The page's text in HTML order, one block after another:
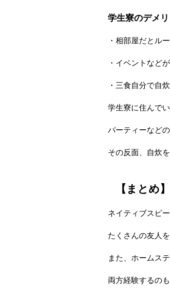
学生寮のデメリ
・相部屋だとル
・イベントなど
・三食自分で自
学生寮に住んで
パーティーなど
その反面、自炊
【まとめ】
ネイティブスピ
たくさんの友人
また、ホームス
両方経験するの